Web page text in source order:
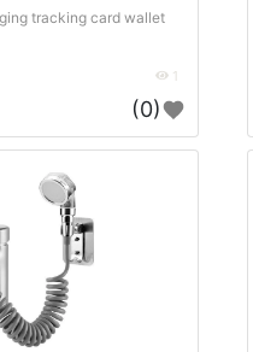
tracking card wallet
1
(0)